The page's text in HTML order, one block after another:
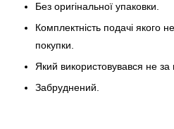
Без оригінальної упаковки.
Комплектність подачі якого
покупки.
Який використовувався не
Забруднений.